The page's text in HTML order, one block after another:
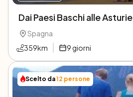
Dai Paesi Baschi alle Asturie
Spagna
359km 9giorni
Scelto da12 persone